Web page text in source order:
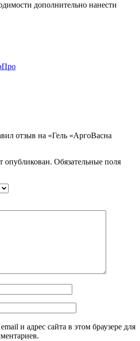
дополнительно нанести
отзыв на «Гель «АргоВасна
опубликован. Обязательные поля
и адрес сайта в этом браузере для